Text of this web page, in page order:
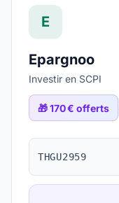
E
Epargnoo
Investir en SCPI
🎁170 € offerts
THGU2959